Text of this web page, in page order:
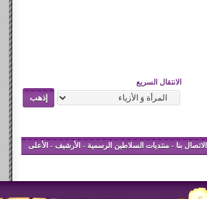
الانتقال السريع
الاتصال بنا -منتديات السلاطين الرسمية - الأرشيف - الأعلى